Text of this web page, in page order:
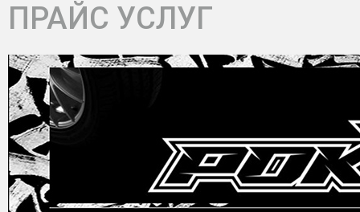
ПРАЙС УСЛУГ